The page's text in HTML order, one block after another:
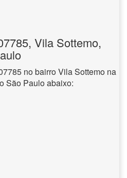
Vila Sottemo,
no bairro Vila Sottemo na
São Paulo abaixo: